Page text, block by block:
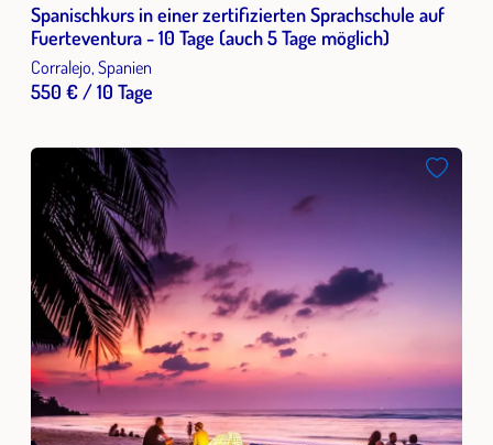
Spanischkurs in einer zertifizierten Sprachschule auf
Fuerteventura - 10 Tage (auch 5 Tage möglich)
Corralejo, Spanien
550 € / 10 Tage